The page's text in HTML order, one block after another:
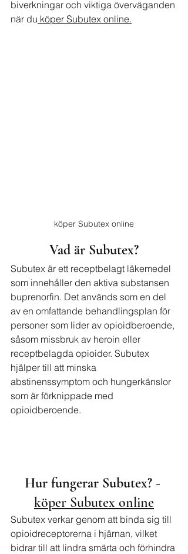
biverkningar och viktiga överväganden
när du köper Subutex online.
köper Subutex online
Vad är Subutex?
Subutex är ett receptbelagt läkemedel
som innehåller den aktiva substansen
buprenorfin. Det används som en del
av en omfattande behandlingsplan för
personer som lider av opioidberoende,
såsom missbruk av heroin eller
receptbelagda opioider. Subutex
hjälper till att minska
abstinenssymptom och hungerkänslor
som är förknippade med
opioidberoende.
Hur fungerar Subutex? -
köper Subutex online
Subutex verkar genom att binda sig till
opioidreceptorerna i hjärnan, vilket
bidrar till att lindra smärta och förhindra